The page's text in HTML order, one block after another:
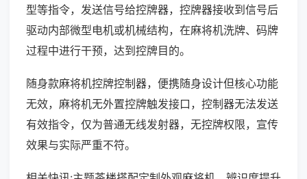
型等指令，发送信号给控牌器，控牌器接收到信号后
驱动内部微型电机或机械结构，在麻将机洗牌、码牌
过程中进行干预，达到控牌目的。
随身款麻将机控牌控制器，便携随身设计但核心功能
无效，麻将机无外置控牌触发接口，控制器无法发送
有效指令，仅为普通无线发射器，无控牌权限，宣传
效果与实际严重不符。